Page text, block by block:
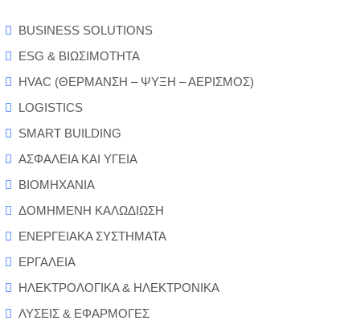
BUSINESS SOLUTIONS
ESG & ΒΙΩΣΙΜΟΤΗΤΑ
HVAC (ΘΕΡΜΑΝΣΗ – ΨΥΞΗ – ΑΕΡΙΣΜΟΣ)
LOGISTICS
SMART BUILDING
ΑΣΦΑΛΕΙΑ ΚΑΙ ΥΓΕΙΑ
ΒΙΟΜΗΧΑΝΙΑ
ΔΟΜΗΜΕΝΗ ΚΑΛΩΔΙΩΣΗ
ΕΝΕΡΓΕΙΑΚΑ ΣΥΣΤΗΜΑΤΑ
ΕΡΓΑΛΕΙΑ
ΗΛΕΚΤΡΟΛΟΓΙΚΑ & ΗΛΕΚΤΡΟΝΙΚΑ
ΛΥΣΕΙΣ & ΕΦΑΡΜΟΓΕΣ